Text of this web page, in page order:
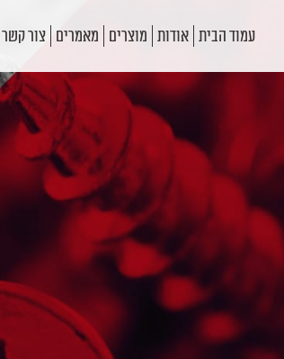
עמוד הבית אודות מוצרים מאמרים צור קשר